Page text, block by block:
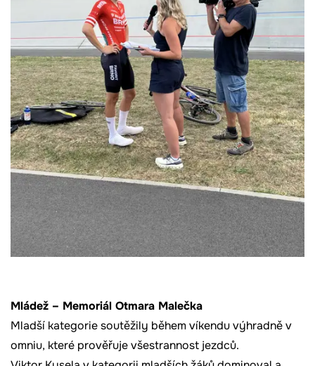
Mládež – Memoriál Otmara Malečka
Mladší kategorie soutěžily během víkendu výhradně v
omniu, které prověřuje všestrannost jezdců.